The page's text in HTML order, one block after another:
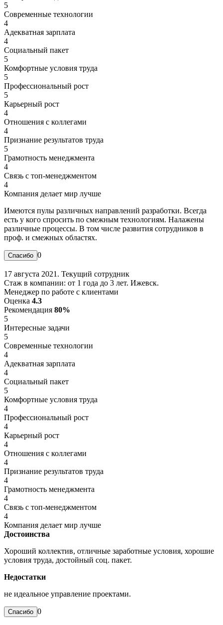
5
Современные технологии
4
Адекватная зарплата
4
Социальный пакет
5
Комфортные условия труда
5
Профессиональный рост
5
Карьерный рост
4
Отношения с коллегами
4
Признание результатов труда
5
Грамотность менеджмента
4
Связь с топ-менеджментом
4
Компания делает мир лучше
Имеются пулы различных направлений разработки. Всегда
есть у кого спросить по смежным технологиям. Налажены
различные процессы. В том числе развития сотрудников в
проф. и смежных областях.
0
17 августа 2021. Текущий сотрудник
Стаж в компании: от 1 года до 3 лет. Ижевск.
Менеджер по работе с клиентами
Оценка 4.3
Рекомендация 80%
5
Интересные задачи
5
Современные технологии
4
Адекватная зарплата
4
Социальный пакет
5
Комфортные условия труда
4
Профессиональный рост
4
Карьерный рост
4
Отношения с коллегами
4
Признание результатов труда
4
Грамотность менеджмента
4
Связь с топ-менеджментом
4
Компания делает мир лучше
Достоинства
Хороший коллектив, отличные заработные условия, хорошие
условия труда, достойный соц. пакет.
Недостатки
не идеальное управление проектами.
0